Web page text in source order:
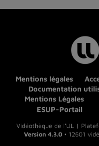
Mentions légales
Documentation
Mentions Légales
ESUP-Portail
Vidéothèque de l'UL |
Version 4.3.0• 12601